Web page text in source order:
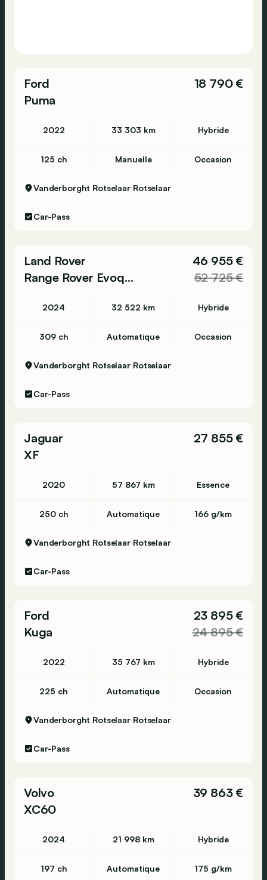
Ford
Puma
18 790 €
2022 33 303 km Hybride
125 ch Manuelle Occasion
Vanderborght Rotselaar Rotselaar
Car-Pass
Land Rover
Range Rover Evoque
46 955 €
52 725 €
2024 32 522 km Hybride
309 ch Automatique Occasion
Vanderborght Rotselaar Rotselaar
Car-Pass
Jaguar
XF
27 855 €
2020 57 867 km Essence
250 ch Automatique 166 g/km
Vanderborght Rotselaar Rotselaar
Car-Pass
Ford
Kuga
23 895 €
24 895 €
2022 35 767 km Hybride
225 ch Automatique Occasion
Vanderborght Rotselaar Rotselaar
Car-Pass
Volvo
XC60
39 863 €
2024 21 998 km Hybride
197 ch Automatique 175 g/km